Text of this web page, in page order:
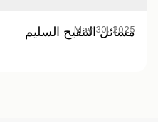
مسائل التنقيح السليم
May 30, 2025